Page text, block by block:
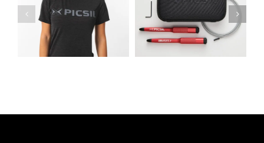
Picsil – Fotos
de Producto